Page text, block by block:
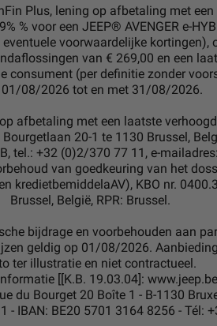
Plus, lening op afbetaling met
% voor een JEEP® AVENGER e-
voorwaardelijke
van € 269,00 en een
consument (per definitie zonder
08/2026 tot en met 31/08/2026.
afbetaling met een laatste
20-1 te 1130 Brussel,
tel.: +32 (0)2/370 77 11, e-
van goedkeuring van het
kredietbemiddelaAV), KBO nr.
Brussel, België, RPR: Brussel.
bijdrage en voorbehouden aan
geldig op 01/08/2026.
ter illustratie en niet contractueel.
[[K.B. 19.03.04]:
du Bourget 20 Boîte 1 - B-1130
- IBAN: BE20 5701 3164 8256 - Tél: